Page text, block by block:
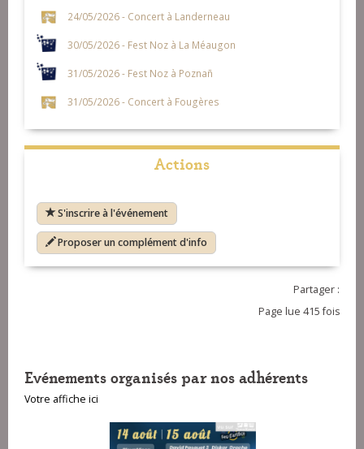
24/05/2026 - Concert à Landerneau
30/05/2026 - Fest Noz à La Méaugon
31/05/2026 - Fest Noz à Poznañ
31/05/2026 - Concert à Fougères
Actions
S'inscrire à l'événement
Proposer un complément d'info
Partager :
Page lue 415 fois
Evénements organisés par nos adhérents
Votre affiche ici